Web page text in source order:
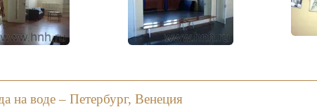
на воде – Петербург, Венеция